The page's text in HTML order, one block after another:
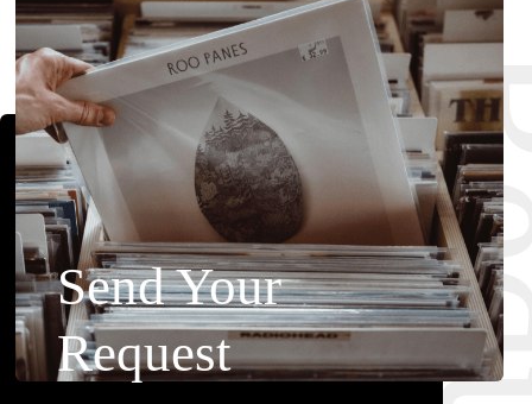
Send Your
Request